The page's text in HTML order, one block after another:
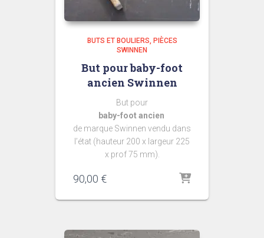
BUTS ET BOULIERS PIÈCES
SWINNEN
But pour baby-foot
ancien Swinnen
But pour
baby-foot ancien
de marque Swinnen vendu dans
l’état (hauteur 200 x largeur 225
x prof 75 mm).
90,00 €